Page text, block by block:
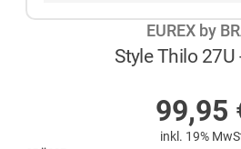
EUREX by
Style Thilo 27U
99,95
inkl. 19%